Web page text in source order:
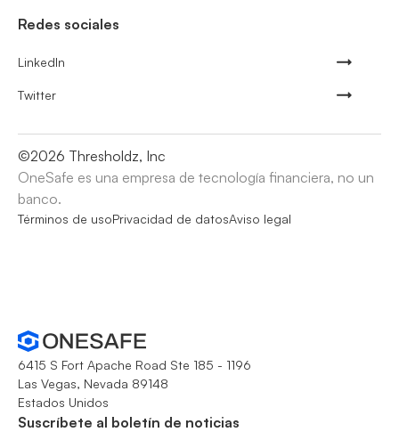
Redes sociales
LinkedIn
Twitter
©2026 Thresholdz, Inc
OneSafe es una empresa de tecnología financiera, no un
banco.
Términos de usoPrivacidad de datosAviso legal
6415 S Fort Apache Road Ste 185 - 1196
Las Vegas, Nevada 89148
Estados Unidos
Suscríbete al boletín de noticias